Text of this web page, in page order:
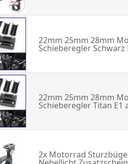
22mm 25mm 28mm
Schieberegler Schwarz
22mm 25mm 28mm
Schieberegler Titan E1
2x Motorrad